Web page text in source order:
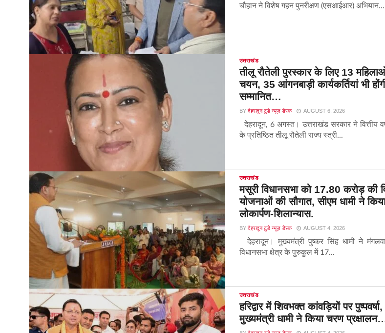
चौहान ने विशेष गहन पुनरीक्षण (एसआईआर) अभियान...
उत्तराखंड
तीलू रौतेली पुरस्कार के लिए 13
चयन, 35 आंगनबाड़ी कार्यकर्तियां भी
सम्मानित…
BY देहरादून टुडे न्यूज़ डेस्क AUGUST 6, 2026
देहरादून, 6 अगस्त। उत्तराखंड सरकार ने वित्तीय
के प्रतिष्ठित तीलू रौतेली राज्य स्त्री...
उत्तराखंड
मसूरी विधानसभा को 17.80 करोड़ की
योजनाओं की सौगात, सीएम धामी ने
लोकार्पण-शिलान्यास.
BY देहरादून टुडे न्यूज़ डेस्क AUGUST 4, 2026
देहरादून। मुख्यमंत्री पुष्कर सिंह धामी ने
विधानसभा क्षेत्र के पुरुकुल में 17...
उत्तराखंड
हरिद्वार में शिवभक्त कांवड़ियों पर पुष्पवर्षा,
मुख्यमंत्री धामी ने किया चरण